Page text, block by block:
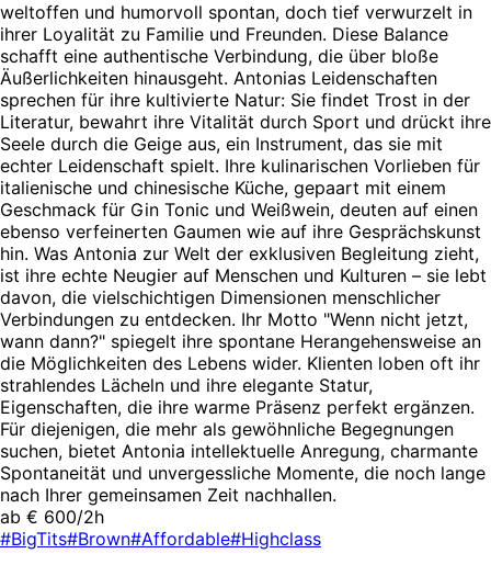
weltoffen und humorvoll spontan, doch tief verwurzelt in
ihrer Loyalität zu Familie und Freunden. Diese Balance
schafft eine authentische Verbindung, die über bloße
Äußerlichkeiten hinausgeht. Antonias Leidenschaften
sprechen für ihre kultivierte Natur: Sie findet Trost in der
Literatur, bewahrt ihre Vitalität durch Sport und drückt ihre
Seele durch die Geige aus, ein Instrument, das sie mit
echter Leidenschaft spielt. Ihre kulinarischen Vorlieben für
italienische und chinesische Küche, gepaart mit einem
Geschmack für Gin Tonic und Weißwein, deuten auf einen
ebenso verfeinerten Gaumen wie auf ihre Gesprächskunst
hin. Was Antonia zur Welt der exklusiven Begleitung zieht,
ist ihre echte Neugier auf Menschen und Kulturen – sie lebt
davon, die vielschichtigen Dimensionen menschlicher
Verbindungen zu entdecken. Ihr Motto "Wenn nicht jetzt,
wann dann?" spiegelt ihre spontane Herangehensweise an
die Möglichkeiten des Lebens wider. Klienten loben oft ihr
strahlendes Lächeln und ihre elegante Statur,
Eigenschaften, die ihre warme Präsenz perfekt ergänzen.
Für diejenigen, die mehr als gewöhnliche Begegnungen
suchen, bietet Antonia intellektuelle Anregung, charmante
Spontaneität und unvergessliche Momente, die noch lange
nach Ihrer gemeinsamen Zeit nachhallen.
ab € 600/2h
#BigTits#Brown#Affordable#Highclass